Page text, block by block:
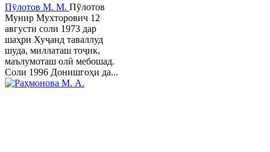
Пӯлотов М. М. Пўлотов
Мунир Мухторович 12
августи соли 1973 дар
шаҳри Хуҷанд таваллуд
шуда, миллаташ тоҷик,
маълумоташ олӣ мебошад.
Соли 1996 Донишгоҳи да...